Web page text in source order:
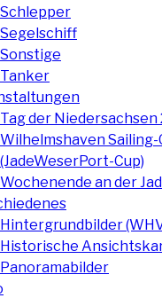
Schlepper
Segelschiff
Sonstige
Tanker
Tag der Niedersachsen
Wilhelmshaven Sailing-
(JadeWeserPort-Cup)
Wochenende an der
Hintergrundbilder
Historische
Panoramabilder